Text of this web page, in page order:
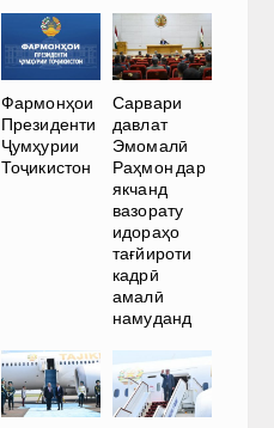
Фармонҳои
Президенти
Ҷумҳурии
Тоҷикистон
Сарвари
давлат
Эмомалӣ
Раҳмон дар
якчанд
вазорату
идораҳо
тағйироти
кадрӣ
амалӣ
намуданд